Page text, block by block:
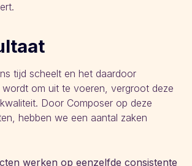
tijd scheelt en het daardoor
wordt om uit te voeren, vergroot deze
Door Composer op deze
hebben we een aantal zaken
werken op eenzelfde consistente